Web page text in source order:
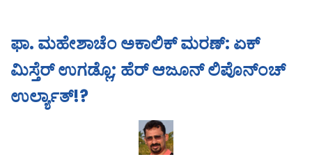
ಫಾ. ಮಹೇಶಾಚೆಂ ಅಕಾಲಿಕ್ ಮರಣ್: ಏಕ್
ಮಿಸ್ತೆರ್ ಉಗಡ್ಲೊ; ಹೆರ್ ಆಜೂನ್ ಲಿಪೊನ್‍ಂಚ್
ಉರ್ಲ್ಯಾತ್!?